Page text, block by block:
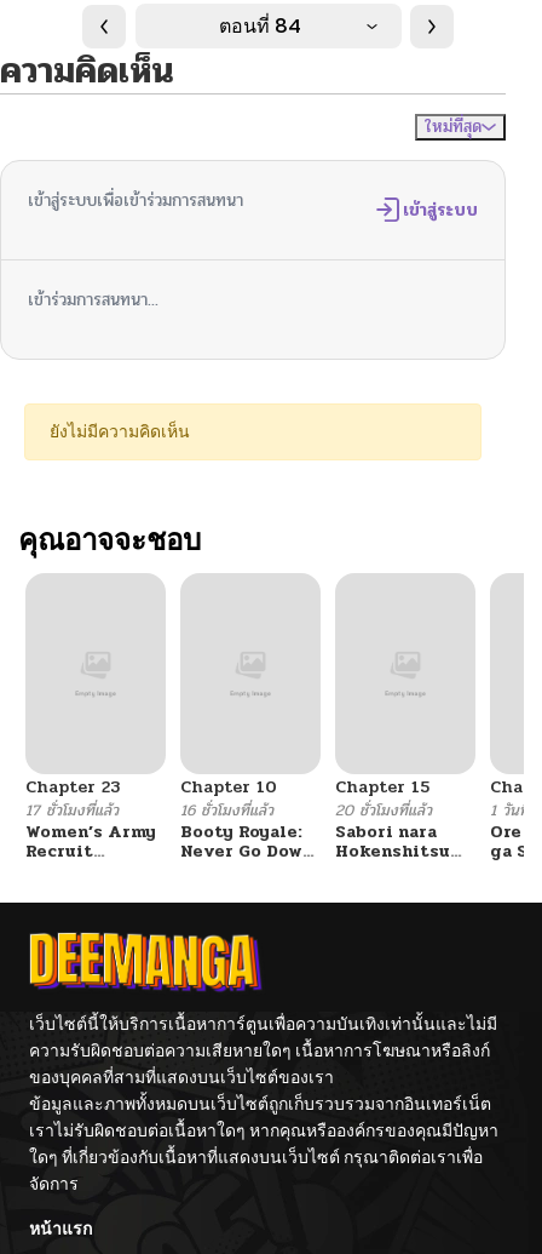
ตอนที่ 84
ความคิดเห็น
ใหม่ที่สุด
เข้าสู่ระบบเพื่อเข้าร่วมการสนทนา เข้าสู่ระบบ
เข้าร่วมการสนทนา...
ยังไม่มีความคิดเห็น
คุณอาจจะชอบ
Chapter 23
17 ชั่วโมงที่แล้ว
Women’s Army
Recruit
Chapter 10
16 ชั่วโมงที่แล้ว
Booty Royale:
Never Go Down
Chapter 15
20 ชั่วโมงที่แล้ว
Sabori nara
Hokenshitsu
1 วันที่แ
Ore
ga
Tag
เว็บไซต์นี้ให้บริการเนื้อหาการ์ตูนเพื่อความบันเทิงเท่านั้นและไม่มี
ความรับผิดชอบต่อความเสียหายใดๆ เนื้อหาการโฆษณาหรือลิงก์
ของบุคคลที่สามที่แสดงบนเว็บไซต์ของเรา
ข้อมูลและภาพทั้งหมดบนเว็บไซต์ถูกเก็บรวบรวมจากอินเทอร์เน็ต
เราไม่รับผิดชอบต่อเนื้อหาใดๆ หากคุณหรือองค์กรของคุณมีปัญหา
ใดๆ ที่เกี่ยวข้องกับเนื้อหาที่แสดงบนเว็บไซต์ กรุณาติดต่อเราเพื่อ
จัดการ
หน้าแรก